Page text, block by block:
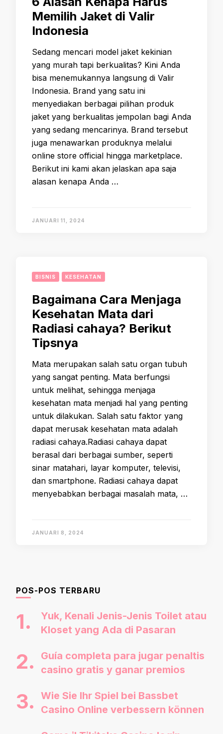
Memilih Jaket di Valir
Indonesia
Sedang mencari model jaket kekinian
yang murah tapi berkualitas? Kini Anda
bisa menemukannya langsung di Valir
Indonesia. Brand yang satu ini
menyediakan berbagai pilihan produk
jaket yang berkualitas jempolan bagi Anda
yang sedang mencarinya. Brand tersebut
juga menawarkan produknya melalui
online store official hingga marketplace.
Berikut ini kami akan jelaskan apa saja
alasan kenapa Anda …
JANUARI 11, 2024
BISNIS KESEHATAN
Bagaimana Cara Menjaga
Kesehatan Mata dari
Radiasi cahaya? Berikut
Tipsnya
Mata merupakan salah satu organ tubuh
yang sangat penting. Mata berfungsi
untuk melihat, sehingga menjaga
kesehatan mata menjadi hal yang penting
untuk dilakukan. Salah satu faktor yang
dapat merusak kesehatan mata adalah
radiasi cahaya.Radiasi cahaya dapat
berasal dari berbagai sumber, seperti
sinar matahari, layar komputer, televisi,
dan smartphone. Radiasi cahaya dapat
menyebabkan berbagai masalah mata, …
JANUARI 8, 2024
POS-POS TERBARU
Yuk, Kenali Jenis-Jenis Toilet atau
Kloset yang Ada di Pasaran
Guía completa para jugar penaltis
casino gratis y ganar premios
Wie Sie Ihr Spiel bei Bassbet
Casino Online verbessern können